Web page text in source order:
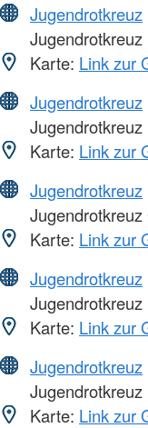
Jugendrotkreuz
Jugendrotkreuz
Karte: Link zur
Jugendrotkreuz
Jugendrotkreuz
Karte: Link zur
Jugendrotkreuz
Jugendrotkreuz
Karte: Link zur
Jugendrotkreuz
Karte: Link zur
Jugendrotkreuz
Karte: Link zur